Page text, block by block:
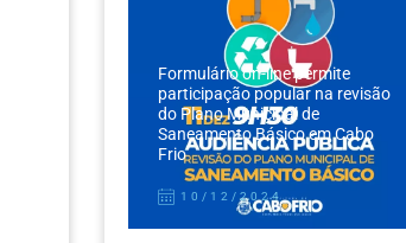
Formulário on-line permite
participação popular na revisão
do Plano Municipal de
Saneamento Básico em Cabo
Frio
10/12/2024